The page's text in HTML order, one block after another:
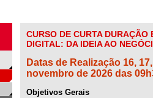
CURSO DE CURTA DURAÇÃO
DIGITAL: DA IDEIA AO
Datas de Realização 16,
novembro de 2026 das
Objetivos Gerais